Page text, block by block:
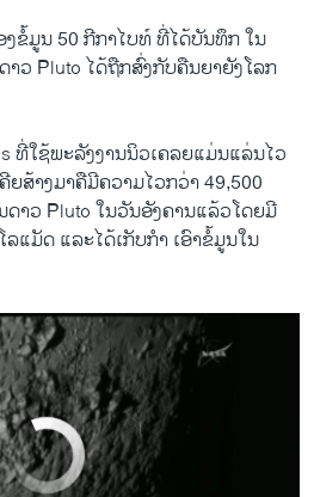
ງຂໍ້ມູນ 50 ກີກາໄບທ໌ ທີ່ໄດ້ບັນທຶກ ໃນ
ວ Pluto ໄດ້ຖືກສົ່ງກັບຄືນຍາຍັງໂລກ
ທີ່ໃຊ້ພະລັງງານນິວເຄລຍແມ່ນແລ່ນໄວ
ສ້າງມາຄືມີຄວາມໄວກວ່າ 49,500
າວ Pluto ໃນວັນອັງຄານແລ້ວໂດຍມີ
ແມັດ ແລະໄດ້ເກັບກຳ ເອົາຂໍ້ມູນໃນ
EMBED SHARE
NASA Reveals Closest Look Ever at Pluto
currently available